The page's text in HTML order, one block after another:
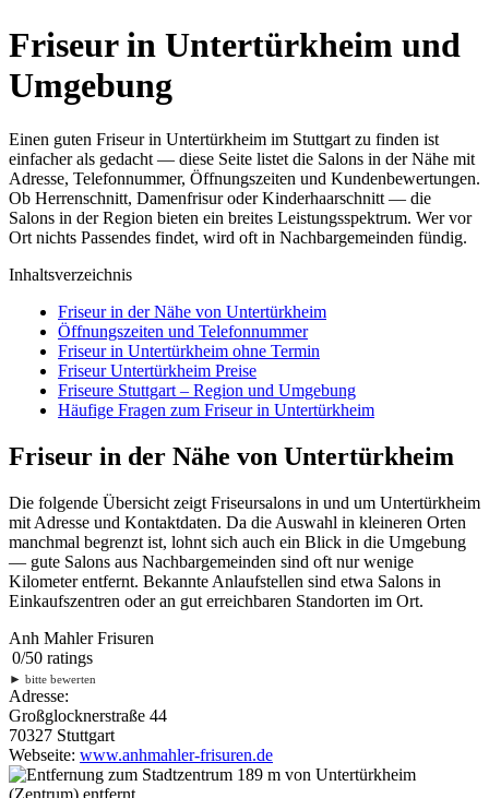
Friseur in Untertürkheim und
Umgebung
Einen guten Friseur in Untertürkheim im Stuttgart zu finden ist
einfacher als gedacht — diese Seite listet die Salons in der Nähe mit
Adresse, Telefonnummer, Öffnungszeiten und Kundenbewertungen.
Ob Herrenschnitt, Damenfrisur oder Kinderhaarschnitt — die
Salons in der Region bieten ein breites Leistungsspektrum. Wer vor
Ort nichts Passendes findet, wird oft in Nachbargemeinden fündig.
Inhaltsverzeichnis
Friseur in der Nähe von Untertürkheim
Öffnungszeiten und Telefonnummer
Friseur in Untertürkheim ohne Termin
Friseur Untertürkheim Preise
Friseure Stuttgart – Region und Umgebung
Häufige Fragen zum Friseur in Untertürkheim
Friseur in der Nähe von Untertürkheim
Die folgende Übersicht zeigt Friseursalons in und um Untertürkheim
mit Adresse und Kontaktdaten. Da die Auswahl in kleineren Orten
manchmal begrenzt ist, lohnt sich auch ein Blick in die Umgebung
— gute Salons aus Nachbargemeinden sind oft nur wenige
Kilometer entfernt. Bekannte Anlaufstellen sind etwa Salons in
Einkaufszentren oder an gut erreichbaren Standorten im Ort.
Anh Mahler Frisuren
0/50 ratings
► bitte bewerten
Adresse:
Großglocknerstraße 44
70327 Stuttgart
Webseite: www.anhmahler-frisuren.de
189 m von Untertürkheim
(Zentrum) entfernt